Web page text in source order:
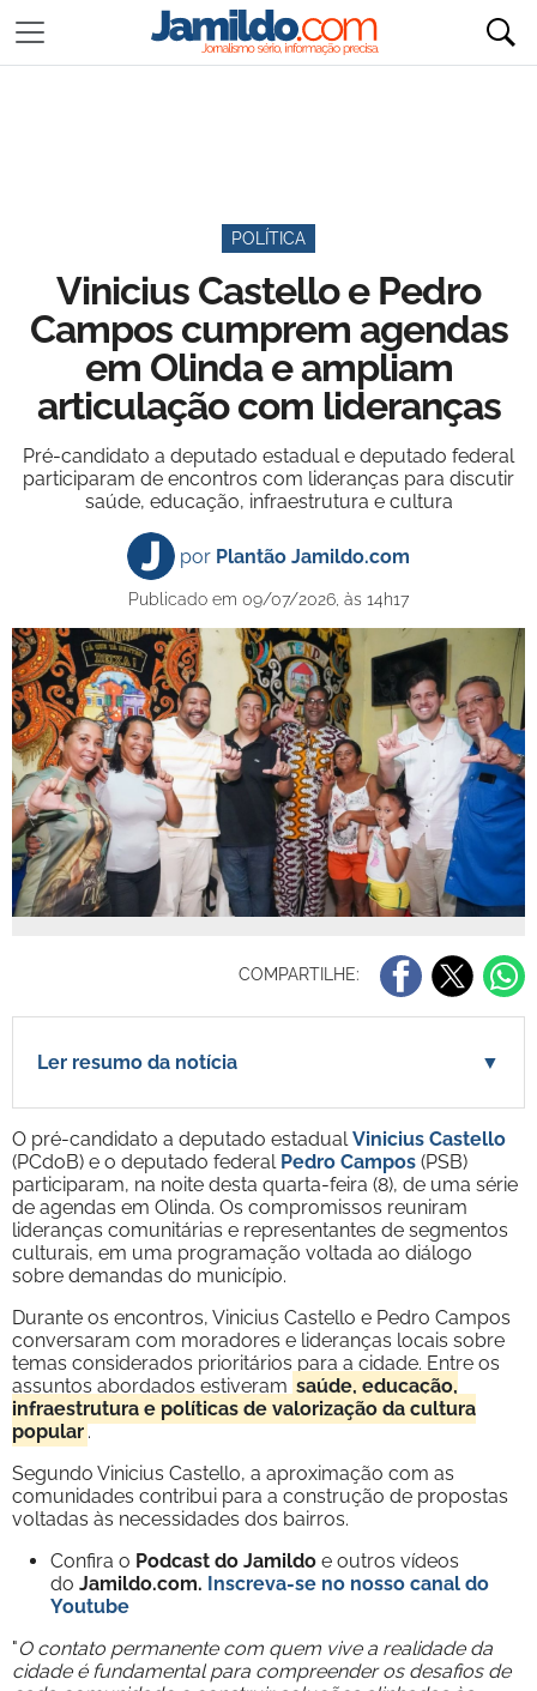
POLÍTICA
Vinicius Castello e Pedro
Campos cumprem agendas
em Olinda e ampliam
articulação com lideranças
Pré-candidato a deputado estadual e deputado federal
participaram de encontros com lideranças para discutir
saúde, educação, infraestrutura e cultura
por Plantão Jamildo.com
Publicado em 09/07/2026, às 14h17
COMPARTILHE:
Ler resumo da notícia ▼
O pré-candidato a deputado estadual Vinicius Castello
(PCdoB) e o deputado federal Pedro Campos (PSB)
participaram, na noite desta quarta-feira (8), de uma série
de agendas em Olinda. Os compromissos reuniram
lideranças comunitárias e representantes de segmentos
culturais, em uma programação voltada ao diálogo
sobre demandas do município.
Durante os encontros, Vinicius Castello e Pedro Campos
conversaram com moradores e lideranças locais sobre
temas considerados prioritários para a cidade. Entre os
assuntos abordados estiveram saúde, educação,
infraestrutura e políticas de valorização da cultura
popular.
Segundo Vinicius Castello, a aproximação com as
comunidades contribui para a construção de propostas
voltadas às necessidades dos bairros.
Confira o Podcast do Jamildo e outros vídeos
do Jamildo.com. Inscreva-se no nosso canal do
Youtube
"O contato permanente com quem vive a realidade da
cidade é fundamental para compreender os desafios de